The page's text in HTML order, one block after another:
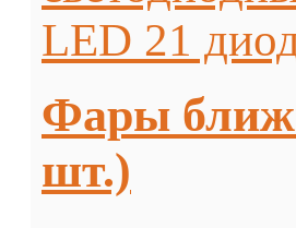
Фары
шт.)